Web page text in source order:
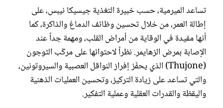
تساعد الميرمية، حسب خبيرة التغذية جيسيكا نيبس، على
إطالة العمر، من خلال تحسين وظائف الدماغ والذاكرة، كما
أنها مفيدة في الوقاية من أمراض القلب، ومهمة جداً عند
الإصابة بمرض الزهايمر. نظراً لاحتوائها على مركّب الثوجون
(Thujone) الذي يحفّز إفراز النواقل العصبية والسيروتونين،
والتي تساعد على زيادة التركيز، وتحسين العمليات الذهنية
واليقظة والقدرات العقلية وعملية التفكير.